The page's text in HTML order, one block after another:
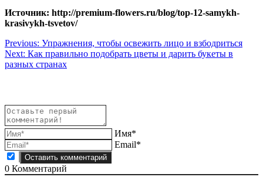
Источник: http://premium-flowers.ru/blog/top-12-samykh-
krasivykh-tsvetov/
Навигация
по
Previous: Упражнения, чтобы освежить лицо и взбодриться
Next: Как правильно подобрать цветы и дарить букеты в
разных странах
Имя*
Email*
0 Комментарий